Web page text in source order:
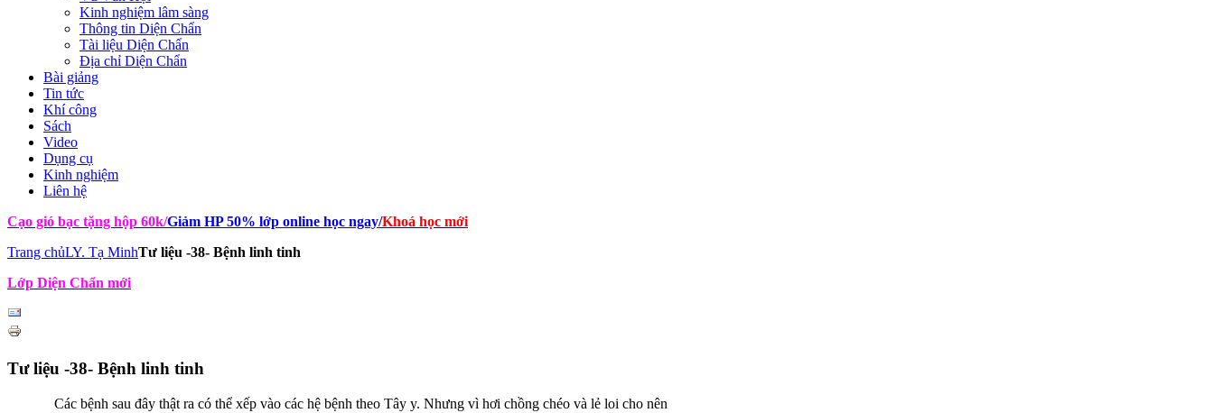
Kinh nghiệm lâm sàng
Thông tin Diện Chẩn
Tài liệu Diện Chẩn
Địa chỉ Diện Chẩn
Bài giảng
Tin tức
Khí công
Sách
Video
Dụng cụ
Kinh nghiệm
Liên hệ
Cạo gió bạc tặng hộp 60k/Giảm HP 50% lớp online học ngay/Khoá học mới
Trang chủLY. Tạ MinhTư liệu -38- Bệnh linh tinh
Lớp Diện Chẩn mới
Tư liệu -38- Bệnh linh tinh
Các bệnh sau đây thật ra có thể xếp vào các hệ bệnh theo Tây y. Nhưng vì hơi chồng chéo và lẻ loi cho nên